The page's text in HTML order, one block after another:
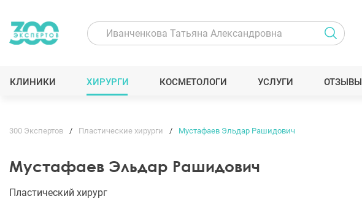
КЛИНИКИ ХИРУРГИ КОСМЕТОЛОГИ УСЛУГИ ОТЗЫВЫ
300 Экспертов Пластические хирурги Мустафаев Эльдар Рашидович
Мустафаев Эльдар Рашидович
Пластический хирург